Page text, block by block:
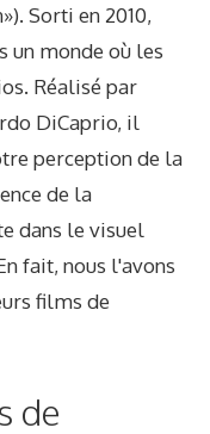
Sorti en 2010,
un monde où les
Réalisé par
DiCaprio, il
perception de la
de la
dans le visuel
fait, nous l'avons
films de
de